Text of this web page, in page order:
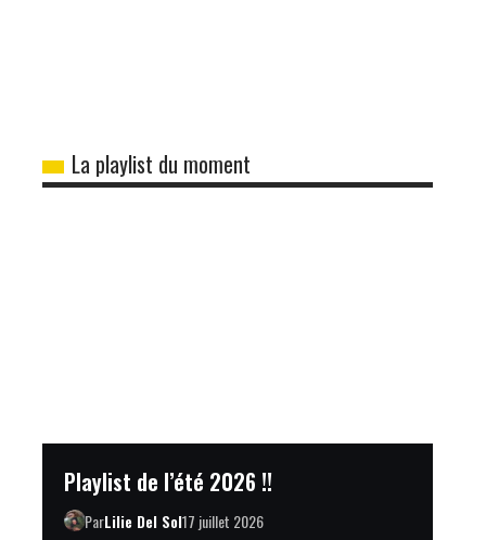
La playlist du moment
Playlist de l’été 2026 !!
ParLilie Del Sol17 juillet 2026